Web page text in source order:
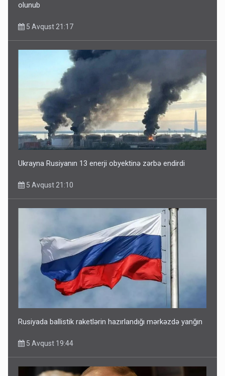
olunub
5 Avqust 21:17
Ukrayna Rusiyanın 13 enerji obyektinə zərbə endirdi
5 Avqust 21:10
Rusiyada ballistik raketlərin hazırlandığı mərkəzdə yanğın
5 Avqust 19:44